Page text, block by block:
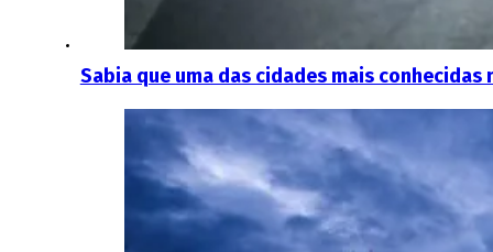
Sabia que uma das cidades mais